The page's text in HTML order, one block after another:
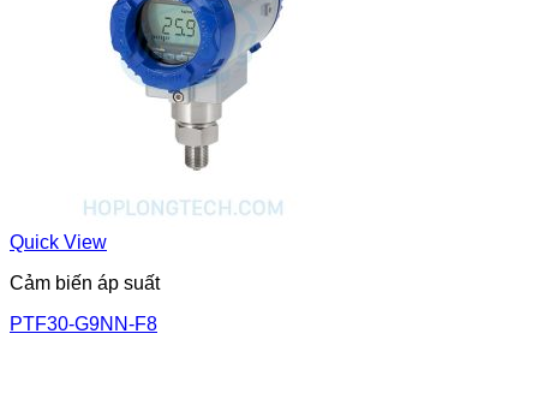
Quick View
Cảm biến áp suất
PTF30-G9NN-F8